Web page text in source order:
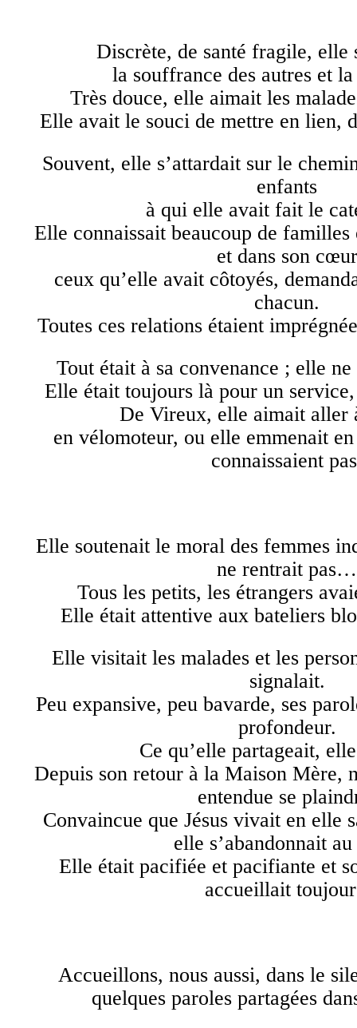
Discrète, de santé fragile, elle
la souffrance des autres et
Très douce, elle aimait les
Elle avait le souci de mettre en lien,
Souvent, elle s’attardait sur le
enfants
à qui elle avait fait le
Elle connaissait beaucoup de
et dans son cœur
ceux qu’elle avait côtoyés,
chacun.
Toutes ces relations étaient
Tout était à sa convenance ; elle
Elle était toujours là pour un
De Vireux, elle aimait aller
en vélomoteur, ou elle emmenait
connaissaient
Elle soutenait le moral des femmes
ne rentrait pas…
Tous les petits, les étrangers
Elle était attentive aux bateliers
Elle visitait les malades et les
signalait.
Peu expansive, peu bavarde, ses
profondeur.
Ce qu’elle partageait,
Depuis son retour à la Maison Mère,
entendue se
Convaincue que Jésus vivait en elle
elle s’abandonnait
Elle était pacifiée et pacifiante et
accueillait
Accueillons, nous aussi, dans le
quelques paroles partagées